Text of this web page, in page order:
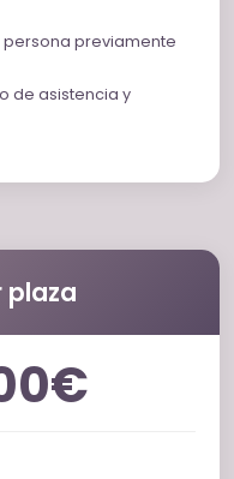
persona previamente
de asistencia y
plaza